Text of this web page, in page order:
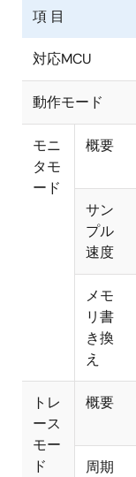
項 目
対応MCU
動作モード
モニ
タモ
ード
概要
サン
プル
速度
メモ
リ書
き換
え
トレ
ース
モー
ド
概要
周期